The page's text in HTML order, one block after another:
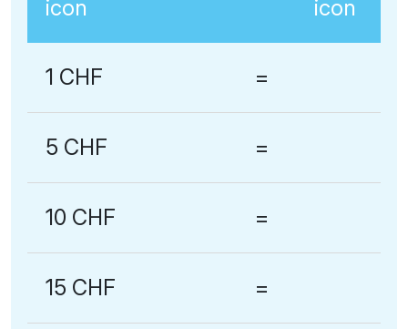
1 CHF =
5 CHF =
10 CHF =
15 CHF =